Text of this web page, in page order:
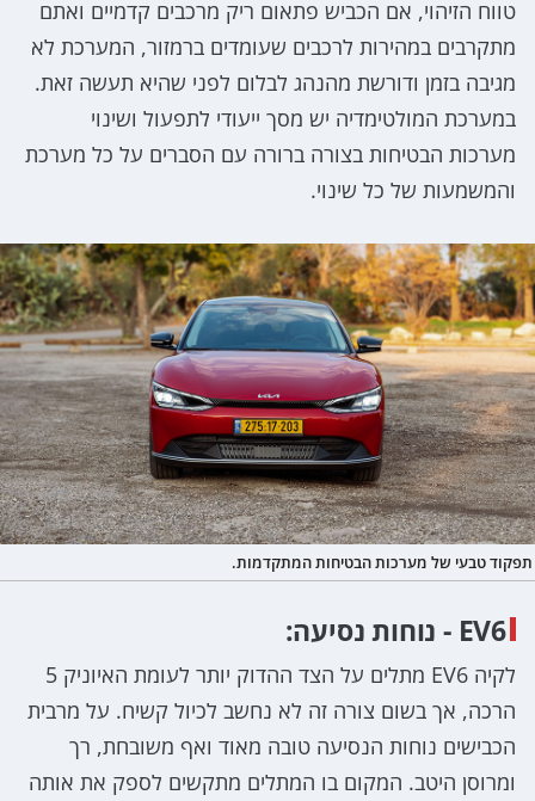
טווח הזיהוי, אם הכביש פתאום ריק מרכבים קדמיים ואתם
מתקרבים במהירות לרכבים שעומדים ברמזור, המערכת לא
מגיבה בזמן ודורשת מהנהג לבלום לפני שהיא תעשה זאת.
במערכת המולטימדיה יש מסך ייעודי לתפעול ושינוי
מערכות הבטיחות בצורה ברורה עם הסברים על כל מערכת
והמשמעות של כל שינוי.
תפקוד טבעי של מערכות הבטיחות המתקדמות.
EV6 - נוחות נסיעה:
לקיה EV6 מתלים על הצד ההדוק יותר לעומת האיוניק 5
הרכה, אך בשום צורה זה לא נחשב לכיול קשיח. על מרבית
הכבישים נוחות הנסיעה טובה מאוד ואף משובחת, רך
ומרוסן היטב. המקום בו המתלים מתקשים לספק את אותה